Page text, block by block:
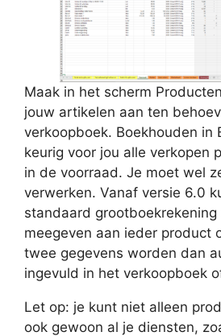
Maak in het scherm
jouw artikelen aan ten
verkoopboek. Boekhouden in
keurig voor jou alle verkopen
in de voorraad. Je moet wel
verwerken. Vanaf versie 6.0
standaard
meegeven aan ieder product
twee gegevens worden dan
ingevuld in het verkoopboek
Let op: je kunt niet alleen
ook gewoon al je diensten,